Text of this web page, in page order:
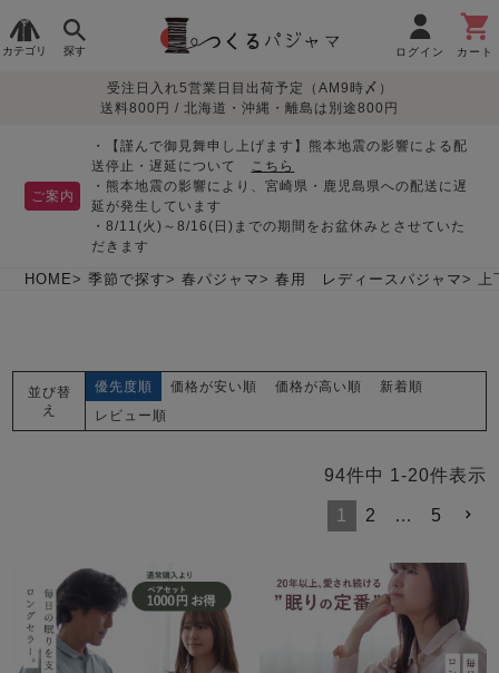
カテゴリ 探す ログイン カート
レディースパジャマ
冬
生地で
さがす
サッカー/ちぢみ 楊
柳
ニット/ストレッチ 起毛/フランネル
目的別で
さがす
敏感肌用
パジャマ
入院・介護
胸が目立たない
マタニティ
パジャマ
ャマ
ルームウェア
デザインで
さがす
羽織・バスロ
ーブ
夏パジャマ特集 つくるパジャマとは
お支払い・送料・配送
について
会社概要 安心の日本製
受注日入れ5営業日目出荷予定（AM9時〆）
送料800円 / 北海道・沖縄・離島は別途800円
ご案内
・【謹んで御見舞申し上げます】熊本地震の影響による配
送停止・遅延について こちら
・熊本地震の影響により、宮崎県・鹿児島県への配送に遅
延が発生しています
・8/11(火)～8/16(日)までの期間をお盆休みとさせていた
だきます
HOME 季節で探す 春パジャマ 春用 レディースパジャマ
並び替
え
優先度順 価格が安い順 価格が高い順
新着順
レビュー順
94件中 1 -20件表示
1 2 … 5